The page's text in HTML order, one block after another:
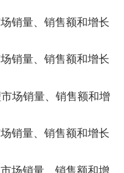
销量、销售额和增长
销量、销售额和增长
场销量、销售额和增
销量、销售额和增长
场销量、销售额和增